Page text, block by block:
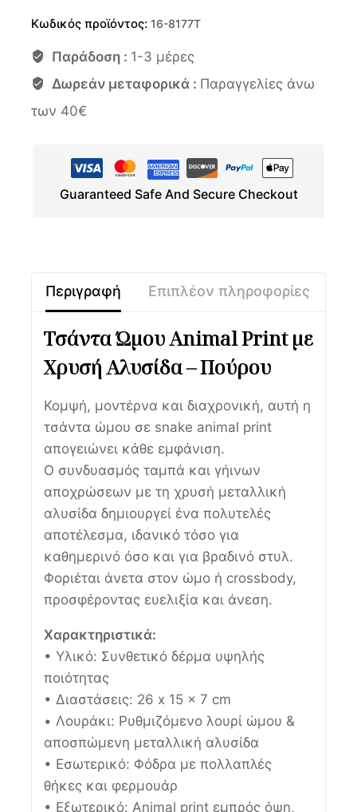
Κωδικός προϊόντος: 16-8177T
Παράδοση : 1-3 μέρες
Δωρεάν μεταφορικά : Παραγγελίες άνω
των 40€
Guaranteed Safe And Secure Checkout
Περιγραφή Επιπλέον πληροφορίες
Τσάντα Ώμου Animal Print με
Χρυσή Αλυσίδα – Πούρου
Κομψή, μοντέρνα και διαχρονική, αυτή η
τσάντα ώμου σε snake animal print
απογειώνει κάθε εμφάνιση.
Ο συνδυασμός ταμπά και γήινων
αποχρώσεων με τη χρυσή μεταλλική
αλυσίδα δημιουργεί ένα πολυτελές
αποτέλεσμα, ιδανικό τόσο για
καθημερινό όσο και για βραδινό στυλ.
Φοριέται άνετα στον ώμο ή crossbody,
προσφέροντας ευελιξία και άνεση.
Χαρακτηριστικά:
• Υλικό: Συνθετικό δέρμα υψηλής
ποιότητας
• Διαστάσεις: 26 x 15 x 7 cm
• Λουράκι: Ρυθμιζόμενο λουρί ώμου &
αποσπώμενη μεταλλική αλυσίδα
• Εσωτερικό: Φόδρα με πολλαπλές
θήκες και φερμουάρ
• Εξωτερικό: Animal print εμπρός όψη,